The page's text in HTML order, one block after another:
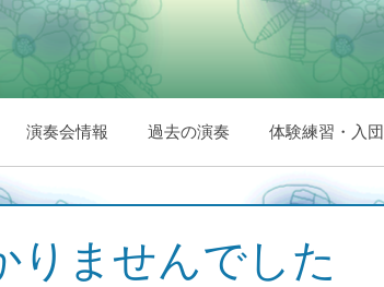
演奏会情報 過去の演奏 体験練習・入団
りませんでした